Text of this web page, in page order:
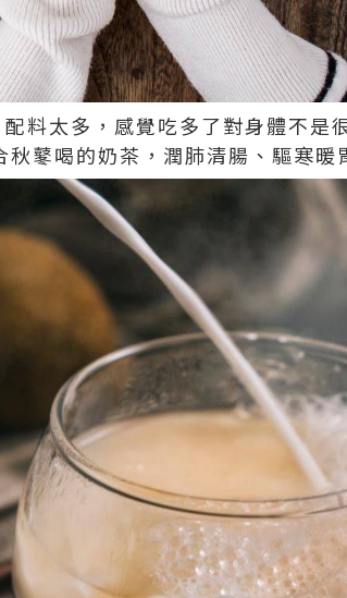
料太多，感覺吃多了對身體不是
鼕喝的奶茶，潤肺清腸、驅寒暖